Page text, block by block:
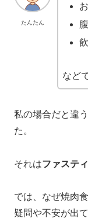
たんたん
など
私の場合だと違
た。
それはファステ
では、なぜ焼肉
疑問や不安が出